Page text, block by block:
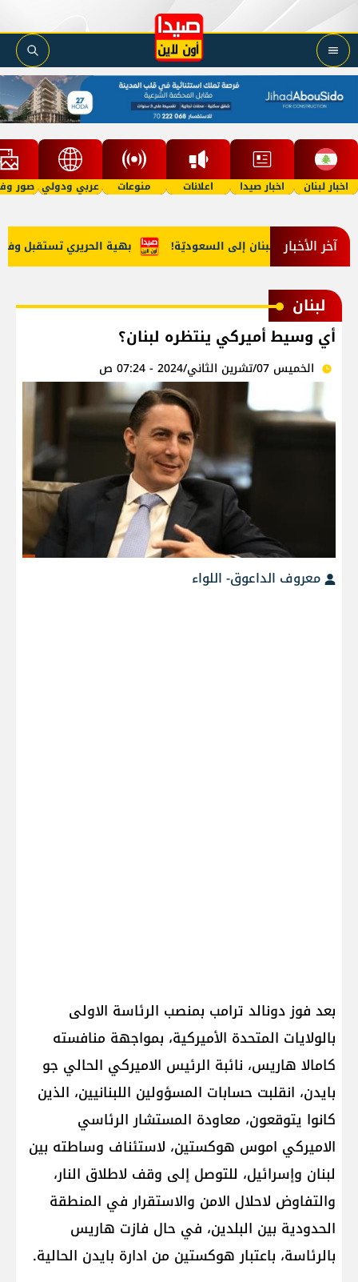
اخبار لبنان اخبار صيدا اعلانات منوعات عربي ودولي صور
آخر الأخبار بهية الحريري تستقبل وفداً مخدّرات من لبنان إلى السعوديّة!
لبنان
أي وسيط أميركي ينتظره لبنان؟
الخميس 07/تشرين الثاني/2024 - 07:24 ص
معروف الداعوق- اللواء
بعد فوز دونالد ترامب بمنصب الرئاسة الاولى
بالولايات المتحدة الأميركية، بمواجهة منافسته
كامالا هاريس، نائبة الرئيس الاميركي الحالي جو
بايدن، انقلبت حسابات المسؤولين اللبنانيين، الذين
كانوا يتوقعون، معاودة المستشار الرئاسي
الاميركي اموس هوكستين، لاستئناف وساطته بين
لبنان وإسرائيل، للتوصل إلى وقف لاطلاق النار،
والتفاوض لاحلال الامن والاستقرار في المنطقة
الحدودية بين البلدين، في حال فازت هاريس
بالرئاسة، باعتبار هوكستين من ادارة بايدن الحالية.